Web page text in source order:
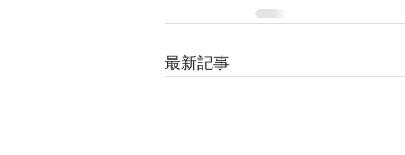
最新記事